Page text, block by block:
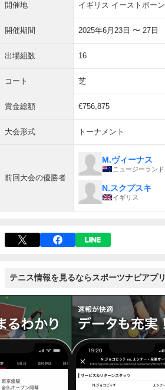
開催地 イギリス イーストボーン
開催期間 2025年6月23日 〜 27日
出場組数 16
コート 芝
賞金総額 €756,875
大会形式 トーナメント
前回大会の優勝者
M.ヴィーナス
ニュージーランド
N.スクプスキ
イギリス
テニス情報を見るならスポーツナビアプリ